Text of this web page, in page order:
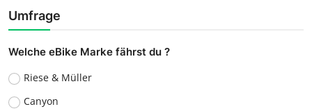
Umfrage
Welche eBike Marke fährst du ?
Riese & Müller
Canyon